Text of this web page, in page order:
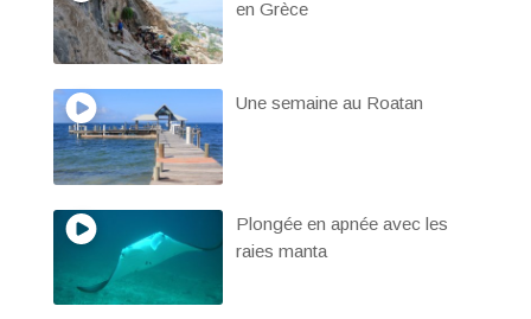
en Grèce
Une semaine au Roatan
Plongée en apnée avec les
raies manta